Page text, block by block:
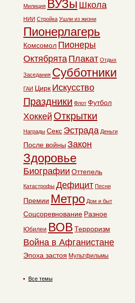
Милиция ВУЗы Школа
НИИ Стройка Ушли из жизни
Пионерлагерь
Комсомол Пионеры
Октябрята Плакат Отдых
Заседания Субботники
ГАИ Цирк Искусство
Праздники Флот Футбол
Хоккей Открытки
Награды Секс Эстрада Деньги
После войны Закон
Здоровье
Биографии Оттепель
Катастрофы Дефицит Песни
Премии Метро Дом и быт
Соцсоревнование Разное
Юбилеи ВОВ Терроризм
Война в Афганистане
Эпоха застоя Мультфильмы
Все темы